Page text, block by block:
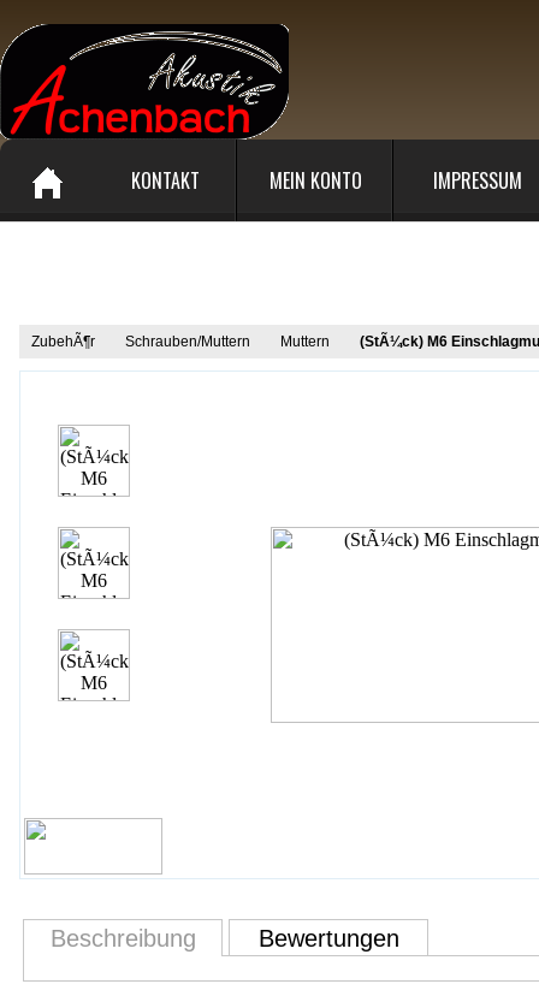
KONTAKT MEIN KONTO IMPRESSUM
ZubehÃ¶r Schrauben/Muttern Muttern (StÃ¼ck) M6
Beschreibung Bewertungen